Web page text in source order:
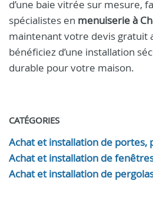
d’une baie vitrée sur mesure,
spécialistes en menuiserie à
maintenant votre devis gratuit
bénéficiez d’une installation
durable pour votre maison.
CATÉGORIES
Achat et installation de portes,
Achat et installation de
Achat et installation de